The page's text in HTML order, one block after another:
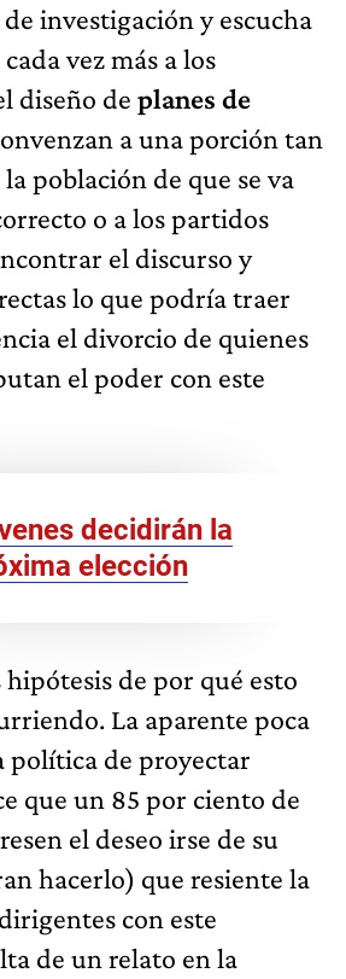
investigación y escucha
vez más a los
diseño de planes de
a una porción tan
población de que se va
o a los partidos
el discurso y
lo que podría traer
el divorcio de quienes
el poder con este
decidirán la
elección
hipótesis de por qué esto
La aparente poca
política de proyectar
que un 85 por ciento de
el deseo irse de su
hacerlo) que resiente la
con este
de un relato en la